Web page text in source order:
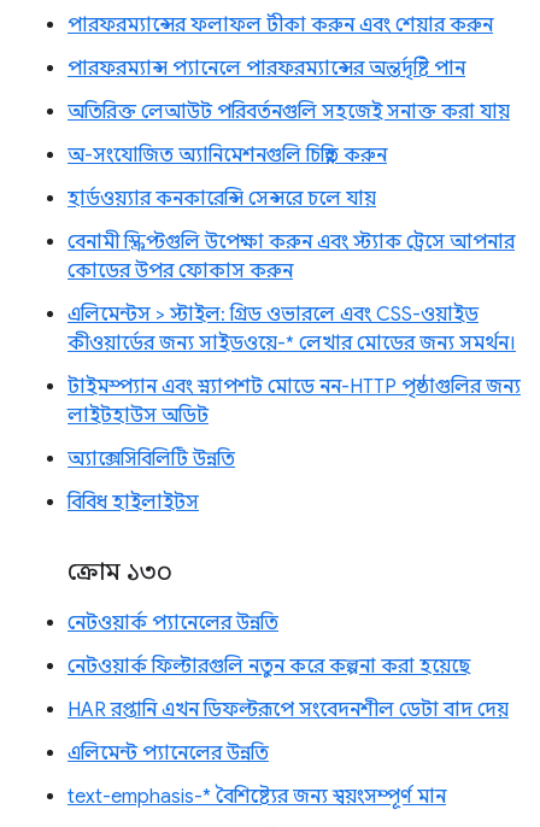
পারফরম্যান্সের ফলাফল টীকা করুন এবং শেয়ার করুন
পারফরম্যান্স প্যানেলে পারফরম্যান্সের অন্তর্দৃষ্টি পান
অতিরিক্ত লেআউট পরিবর্তনগুলি সহজেই সনাক্ত করা যায়
অ-সংযোজিত অ্যানিমেশনগুলি চিহ্নিত করুন
হার্ডওয়্যার কনকারেন্সি সেন্সরে চলে যায়
বেনামী স্ক্রিপ্টগুলি উপেক্ষা করুন এবং স্ট্যাক ট্রেসে আপনার
কোডের উপর ফোকাস করুন
এলিমেন্টস > স্টাইল: গ্রিড ওভারলে এবং CSS-ওয়াইড
কীওয়ার্ডের জন্য সাইডওয়ে-* লেখার মোডের জন্য সমর্থন।
টাইমস্প্যান এবং স্ন্যাপশট মোডে নন-HTTP পৃষ্ঠাগুলির জন্য
লাইটহাউস অডিট
অ্যাক্সেসিবিলিটি উন্নতি
বিবিধ হাইলাইটস
ক্রোম ১৩০
নেটওয়ার্ক প্যানেলের উন্নতি
নেটওয়ার্ক ফিল্টারগুলি নতুন করে কল্পনা করা হয়েছে
HAR রপ্তানি এখন ডিফল্টরূপে সংবেদনশীল ডেটা বাদ দেয়
এলিমেন্ট প্যানেলের উন্নতি
text-emphasis-* বৈশিষ্ট্যের জন্য স্বয়ংসম্পূর্ণ মান